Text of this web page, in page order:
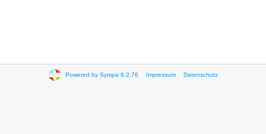
Powered by Sympa 6.2.76 Impressum Datenschutz